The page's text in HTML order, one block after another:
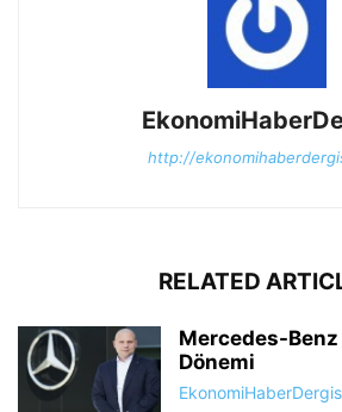
http://
RELATED
Mercedes-Benz
Dönemi